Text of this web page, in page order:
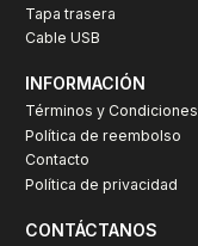
Tapa trasera
Cable USB
INFORMACIÓN
Términos y Condiciones
Política de reembolso
Contacto
Política de privacidad
CONTÁCTANOS